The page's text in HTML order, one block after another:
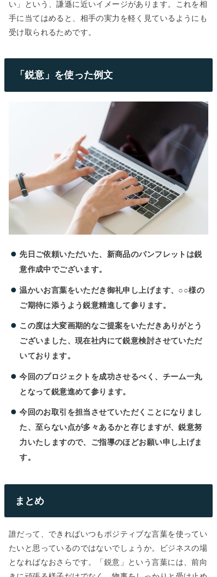
い」という、謙遜に近いイメージがあります。これを相
手に当てはめると、相手の実力を軽く見ているようにも
受け取られるためです。
「鋭意」を使った例文
先日ご依頼いただいた、新商品のパンフレットは鋭
意作成中でございます。
温かいお言葉をいただき御礼申し上げます、○○様の
ご期待に添うよう鋭意精進して参ります。
この度は大変画期的なご提案をいただきありがとう
ございました、現在社内にて鋭意検討させていただ
いております。
今回のプロジェクトを成功させるべく、チーム一丸
となって鋭意進めて参ります。
今回のお取引を担当させていただくことになりまし
た、至らない点が多々あるかと存じますが、鋭意努
力いたしますので、ご指導のほどお願い申し上げま
す。
まとめ
誰だって、できればいつもポジティブな言葉を使ってい
たいと思っているのではないでしょうか。ビジネスの場
となればなおさらです。「鋭意」という言葉には、前向